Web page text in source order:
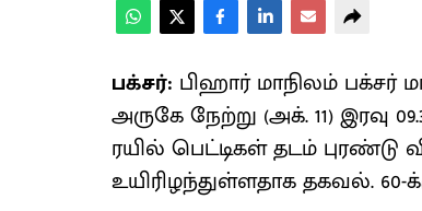
பக்சர்: பிஹார் மாநிலம் பக்சர்
அருகே நேற்று (அக். 11) இரவு
ரயில் பெட்டிகள் தடம் புரண்டு
உயிரிழந்துள்ளதாக தகவல்.